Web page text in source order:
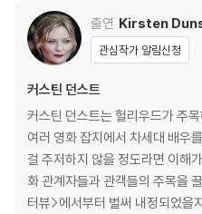
출연 Kirsten
관심작가 알림신청
커스틴 던스트
커스틴 던스트는 헐리우드가 주
여러 영화 잡지에서 차세대 배우
걸 주저하지 않을 정도라면 이해
화 관계자들과 관객들의 주목을
터뷰>에서부터 벌써 내정되었을지도 모른다. 982